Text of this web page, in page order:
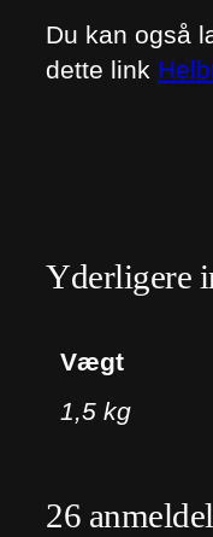
Du kan også
dette link
Yderligere
Vægt
1,5 kg
26